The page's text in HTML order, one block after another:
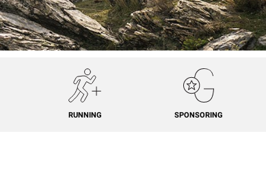
RUNNING SPONSORING